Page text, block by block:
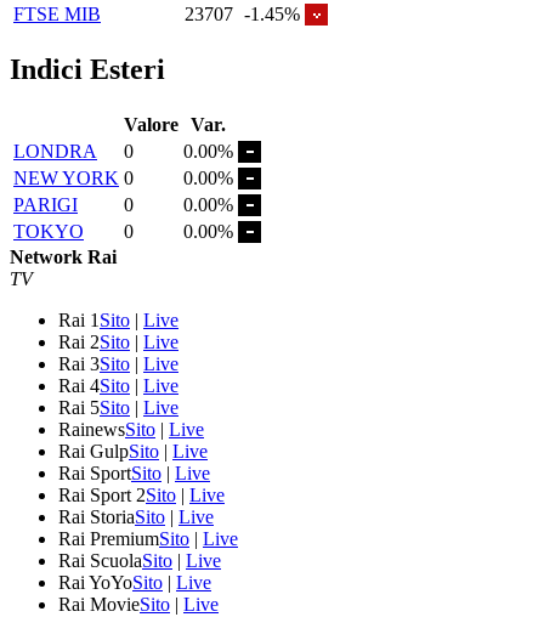
FTSE MIB
23707 -1.45%
Indici Esteri
Valore Var.
LONDRA
0
0.00%
NEW YORK 0
0.00%
PARIGI
0
0.00%
TOKYO
0
0.00%
Network Rai
TV
Rai 1 Sito | Live
Rai 2Sito | Live
Rai 3Sito | Live
Rai 4Sito | Live
Rai 5Sito | Live
RainewsSito | Live
Rai GulpSito | Live
Rai SportSito | Live
Rai Sport 2Sito | Live
Rai StoriaSito | Live
Rai PremiumSito | Live
Rai ScuolaSito | Live
Rai YoYoSito | Live
Rai MovieSito | Live